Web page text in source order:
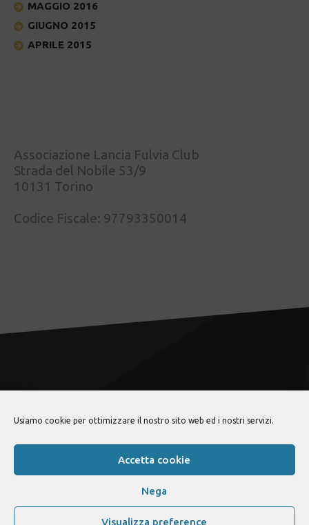
Usiamo cookie per ottimizzare il nostro sito web ed i nostri servizi.
Accetta cookie
Nega
Visualizza preference
MAGGIO 2016
GIUGNO 2015
APRILE 2015
Associazione Lancia Fulvia Club
Strada del Nobile 53/9
10131 Torino
Codice Fiscale: 97793350014